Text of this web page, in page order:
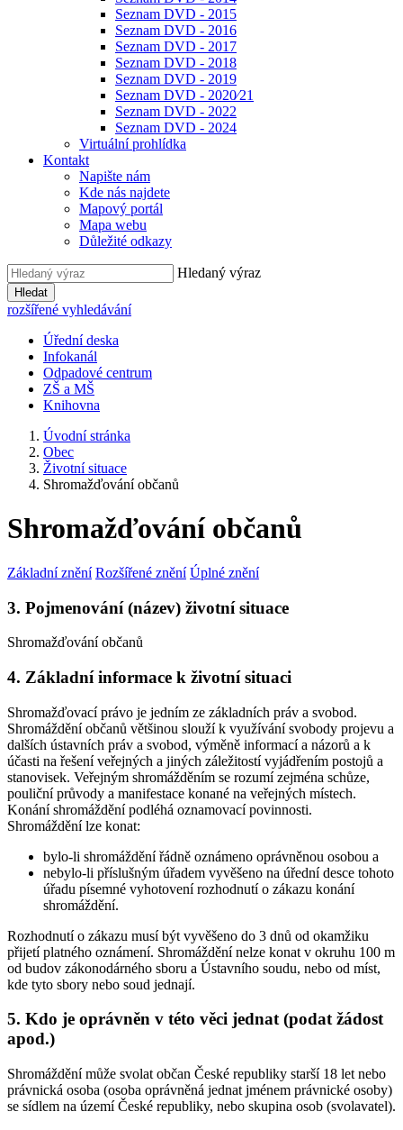
Seznam DVD - 2015
Seznam DVD - 2016
Seznam DVD - 2017
Seznam DVD - 2018
Seznam DVD - 2019
Seznam DVD - 2020⁄21
Seznam DVD - 2022
Seznam DVD - 2024
Virtuální prohlídka
Kontakt
Napište nám
Kde nás najdete
Mapový portál
Mapa webu
Důležité odkazy
Hledaný výraz
Hledat
rozšířené vyhledávání
Úřední deska
Infokanál
Odpadové centrum
ZŠ a MŠ
Knihovna
Úvodní stránka
Obec
Životní situace
Shromažďování občanů
Shromažďování občanů
Základní znění Rozšířené znění Úplné znění
3. Pojmenování (název) životní situace
Shromažďování občanů
4. Základní informace k životní situaci
Shromažďovací právo je jedním ze základních práv a svobod.
Shromáždění občanů většinou slouží k využívání svobody projevu a
dalších ústavních práv a svobod, výměně informací a názorů a k
účasti na řešení veřejných a jiných záležitostí vyjádřením postojů a
stanovisek. Veřejným shromážděním se rozumí zejména schůze,
pouliční průvody a manifestace konané na veřejných místech.
Konání shromáždění podléhá oznamovací povinnosti.
Shromáždění lze konat:
bylo-li shromáždění řádně oznámeno oprávněnou osobou a
nebylo-li příslušným úřadem vyvěšeno na úřední desce tohoto
úřadu písemné vyhotovení rozhodnutí o zákazu konání
shromáždění.
Rozhodnutí o zákazu musí být vyvěšeno do 3 dnů od okamžiku
přijetí platného oznámení. Shromáždění nelze konat v okruhu 100 m
od budov zákonodárného sboru a Ústavního soudu, nebo od míst,
kde tyto sbory nebo soud jednají.
5. Kdo je oprávněn v této věci jednat (podat žádost
apod.)
Shromáždění může svolat občan České republiky starší 18 let nebo
právnická osoba (osoba oprávněná jednat jménem právnické osoby)
se sídlem na území České republiky, nebo skupina osob (svolavatel).